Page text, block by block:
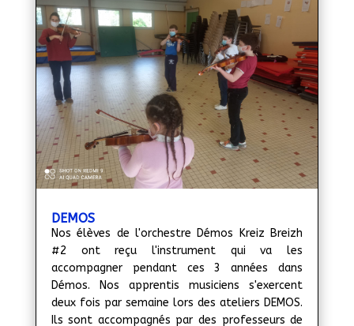
DEMOS
Nos élèves de l'orchestre Démos Kreiz Breizh
#2 ont reçu l'instrument qui va les
accompagner pendant ces 3 années dans
Démos. Nos apprentis musiciens s'exercent
deux fois par semaine lors des ateliers DEMOS.
Ils sont accompagnés par des professeurs de